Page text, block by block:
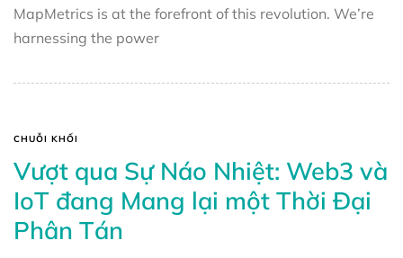
MapMetrics is at the forefront of this revolution. We’re
harnessing the power
CHUỖI KHỐI
Vượt qua Sự Náo Nhiệt: Web3 và
IoT đang Mang lại một Thời Đại
Phân Tán